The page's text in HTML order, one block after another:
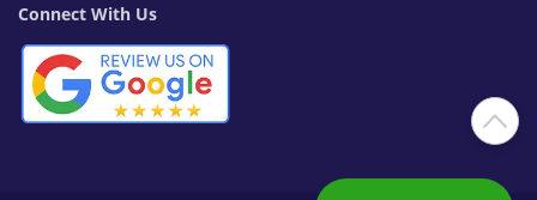
Connect With Us